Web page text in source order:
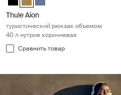
Thule Aion
туристический рюкзак объемом
40 л нутрия коричневая
Сравнить товар